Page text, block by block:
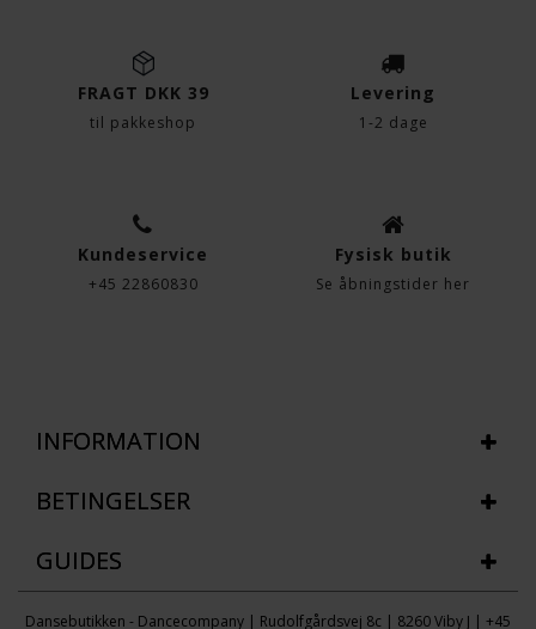
FRAGT DKK 39
til pakkeshop
Levering
1-2 dage
Kundeservice
+45 22860830
Fysisk butik
Se åbningstider her
INFORMATION
BETINGELSER
GUIDES
Dansebutikken - Dancecompany | Rudolfgårdsvej 8c | 8260 Viby J | +45